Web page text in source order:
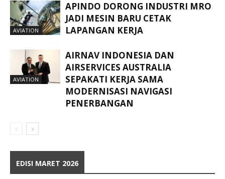
AVIATION
APINDO DORONG INDUSTRI MRO
JADI MESIN BARU CETAK
LAPANGAN KERJA
AVIATION
AIRNAV INDONESIA DAN
AIRSERVICES AUSTRALIA
SEPAKATI KERJA SAMA
MODERNISASI NAVIGASI
PENERBANGAN
EDISI MARET 2026